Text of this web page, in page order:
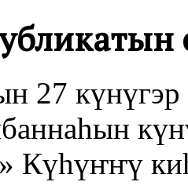
27
Күһүҥҥү